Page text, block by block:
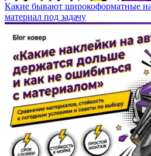
Какие бывают широкоформатные
материал под задачу